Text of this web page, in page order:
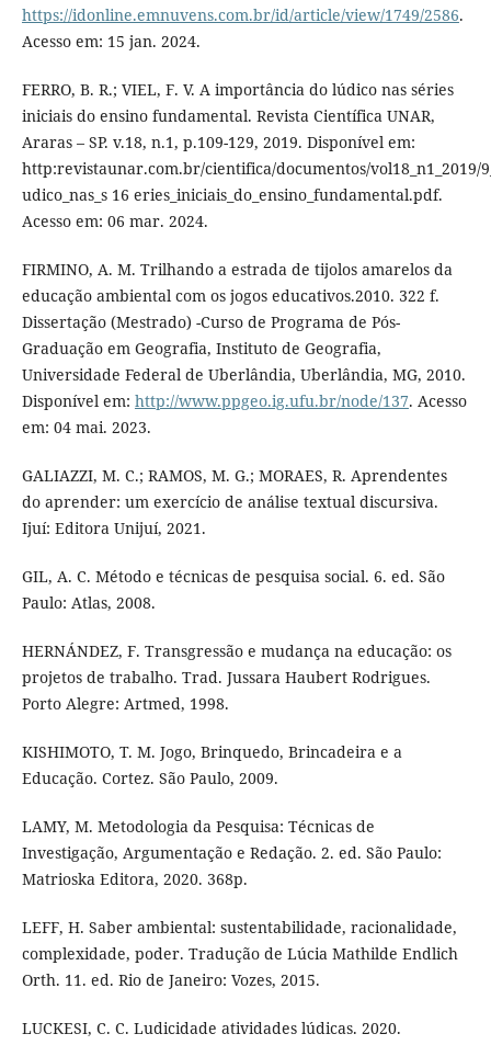
https://idonline.emnuvens.com.br/id/article/view/1749/2586.
Acesso em: 15 jan. 2024.
FERRO, B. R.; VIEL, F. V. A importância do lúdico nas séries
iniciais do ensino fundamental. Revista Científica UNAR,
Araras – SP. v.18, n.1, p.109-129, 2019. Disponível em:
http:revistaunar.com.br/cientifica/documentos/vol18_n1_2019/
udico_nas_s 16 eries_iniciais_do_ensino_fundamental.pdf.
Acesso em: 06 mar. 2024.
FIRMINO, A. M. Trilhando a estrada de tijolos amarelos da
educação ambiental com os jogos educativos.2010. 322 f.
Dissertação (Mestrado) -Curso de Programa de Pós-
Graduação em Geografia, Instituto de Geografia,
Universidade Federal de Uberlândia, Uberlândia, MG, 2010.
Disponível em: http://www.ppgeo.ig.ufu.br/node/137. Acesso
em: 04 mai. 2023.
GALIAZZI, M. C.; RAMOS, M. G.; MORAES, R. Aprendentes
do aprender: um exercício de análise textual discursiva.
Ijuí: Editora Unijuí, 2021.
GIL, A. C. Método e técnicas de pesquisa social. 6. ed. São
Paulo: Atlas, 2008.
HERNÁNDEZ, F. Transgressão e mudança na educação: os
projetos de trabalho. Trad. Jussara Haubert Rodrigues.
Porto Alegre: Artmed, 1998.
KISHIMOTO, T. M. Jogo, Brinquedo, Brincadeira e a
Educação. Cortez. São Paulo, 2009.
LAMY, M. Metodologia da Pesquisa: Técnicas de
Investigação, Argumentação e Redação. 2. ed. São Paulo:
Matrioska Editora, 2020. 368p.
LEFF, H. Saber ambiental: sustentabilidade, racionalidade,
complexidade, poder. Tradução de Lúcia Mathilde Endlich
Orth. 11. ed. Rio de Janeiro: Vozes, 2015.
LUCKESI, C. C. Ludicidade atividades lúdicas. 2020.